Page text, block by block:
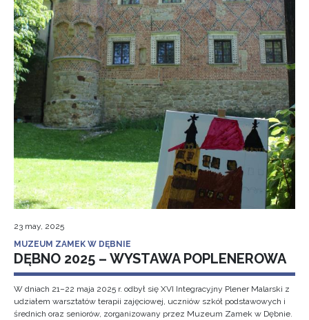
23 may, 2025
MUZEUM ZAMEK W DĘBNIE
DĘBNO 2025 – WYSTAWA POPLENEROWA
W dniach 21–22 maja 2025 r. odbył się XVI Integracyjny Plener Malarski z
udziałem warsztatów terapii zajęciowej, uczniów szkół podstawowych i
średnich oraz seniorów, zorganizowany przez Muzeum Zamek w Dębnie.